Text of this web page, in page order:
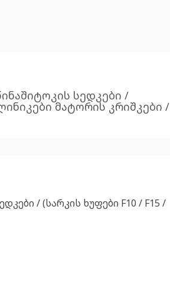
სედკები /
მატორის კრიშკები /
/ (სარკის ხუფები F10 / F15 /